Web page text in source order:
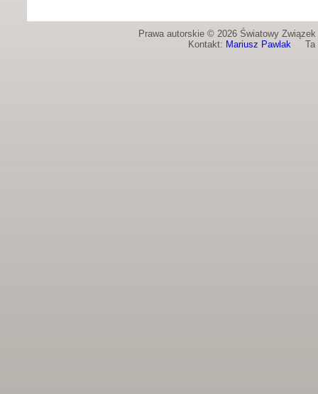
Prawa autorskie © 2026 Światowy
Kontakt: Mariusz PawlakTa